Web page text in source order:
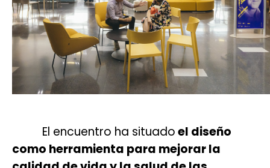
El encuentro ha situadoel diseño
como herramienta para mejorar la